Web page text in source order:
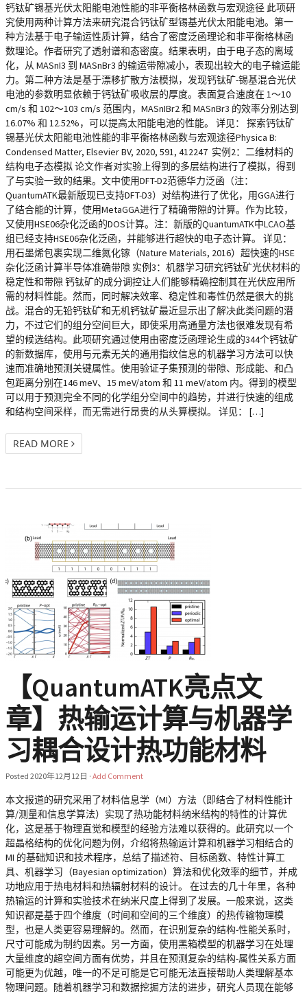
钙钛矿锡基光伏太阳能电池性能的非平衡格林函数与宏观途径 此项研
究使用两种计算方法来研究混合钙钛矿型锡基光伏太阳能电池。第一
种方法基于电子输运性质计算，结合了密度泛函理论和非平衡格林函
数理论。作者研究了透射谱和态密度。结果表明，由于电子态的离域
化，从 MASnI3 到 MASnBr3 的输运带隙减小，表现出较大的电子输运能
力。第二种方法是基于漂移扩散方法模拟，发现钙钛矿-锡基混合光伏
电池的参数明显依赖于钙钛矿吸收层的厚度。表面复合速度在 1～10
cm/s 和 102～103 cm/s 范围内，MASnIBr2 和 MASnBr3 的效率分别达到
16.07% 和 12.52%，可以提高太阳能电池的性能。 详见： 探索钙钛矿
锡基光伏太阳能电池性能的非平衡格林函数与宏观途径Physica B:
Condensed Matter, Elsevier BV, 2020, 591, 412247 实例2：二维材料的
结构电子态模拟 论文作者对实验上得到的多层结构进行了模拟，得到
了与实验一致的结果。文中使用DFT-D2范德华力泛函（注：
QuantumATK最新版现已支持DFT-D3）对结构进行了优化，用GGA进行
了结合能的计算，使用MetaGGA进行了精确带隙的计算。作为比较，
又使用HSE06杂化泛函的DOS计算。注：新版的QuantumATK中LCAO基
组已经支持HSE06杂化泛函，并能够进行超快的电子态计算。 详见：
用石墨烯包裹实现二维氮化镓（Nature Materials, 2016）超快速的HSE
杂化泛函计算半导体准确带隙 实例3：机器学习研究钙钛矿光伏材料的
稳定性和带隙 钙钛矿的成分调控让人们能够精确控制其在光伏应用所
需的材料性能。然而，同时解决效率、稳定性和毒性仍然是很大的挑
战。混合的无铅钙钛矿和无机钙钛矿最近显示出了解决此类问题的潜
力，不过它们的组分空间巨大，即使采用高通量方法也很难发现有希
望的候选结构。此项研究通过使用由密度泛函理论生成的344个钙钛矿
的新数据库，使用与元素无关的通用指纹信息的机器学习方法可以快
速而准确地预测关键属性。使用验证子集预测的带隙、形成能、和凸
包距离分别在146 meV、15 meV/atom 和 11 meV/atom 内。得到的模型
可以用于预测完全不同的化学组分空间中的趋势，并进行快速的组成
和结构空间采样，而无需进行昂贵的从头算模拟。 详见： […]
READ MORE
【QuantumATK亮点文
章】热输运计算与机器学
习耦合设计热功能材料
Posted 2020年12月12日 · Add Comment
本文报道的研究采用了材料信息学（MI）方法（即结合了材料性能计
算/测量和信息学算法）实现了热功能材料纳米结构的特性的计算优
化，这是基于物理直觉和模型的经验方法难以获得的。此研究以一个
超晶格结构的优化问题为例，介绍将热输运计算和机器学习相结合的
MI 的基础知识和技术程序，总结了描述符、目标函数、特性计算工
具、机器学习（Bayesian optimization）算法和优化效率的细节，并成
功地应用于热电材料和热辐射材料的设计。 在过去的几十年里，各种
热输运的计算和实验技术在纳米尺度上得到了发展。一般来说，这类
知识都是基于四个维度（时间和空间的三个维度）的热传输物理模
型，也是人类更容易理解的。然而，在识别复杂的结构-性能关系时，
尺寸可能成为制约因素。另一方面，使用黑箱模型的机器学习在处理
大量维度的超空间方面有优势，并且在预测复杂的结构-属性关系方面
可能更为优越，唯一的不足可能是它可能无法直接帮助人类理解基本
物理问题。随着机器学习和数据挖掘方法的进步，研究人员现在能够